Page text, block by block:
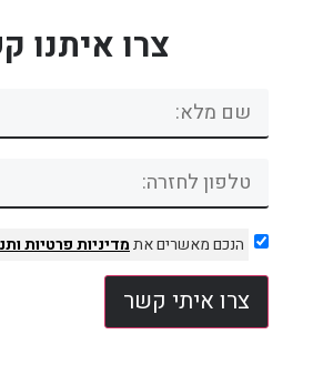
צרו איתנו
הנכם מאשרים אתמדיניות פרטיות
צרו איתי קשר